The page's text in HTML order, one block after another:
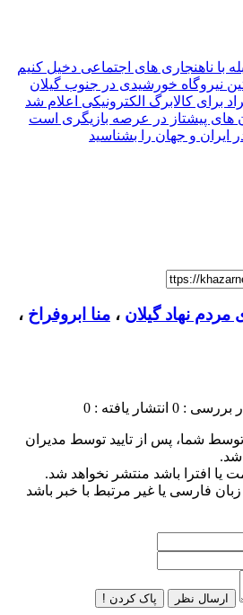
با ناهنجاری های اجتماعی دخیل کنیم
نیروگاه خورشیدی در جنوب گیلان
برای کالابرگ الکترونیکی اعلام شد
های پیشتاز در عرصه بازیگری است
ایران و جهان را بشناسید
نهاد گیلان ، منا ابروفراخ ،
بررسی : 0 انتشار یافته : 0
شما، پس از تایید توسط مدیران
شد.
یا افترا باشد منتشر نخواهد شد.
فارسی یا غیر مرتبط با خبر باشد
ارسال نظر پاک کردن !